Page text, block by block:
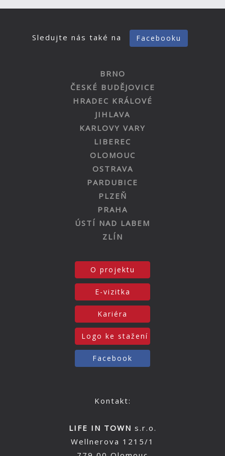
Sledujte nás také na Facebooku
BRNO
ČESKÉ BUDĚJOVICE
HRADEC KRÁLOVÉ
JIHLAVA
KARLOVY VARY
LIBEREC
OLOMOUC
OSTRAVA
PARDUBICE
PLZEŇ
PRAHA
ÚSTÍ NAD LABEM
ZLÍN
O projektu
E-vizitka
Kariéra
Logo ke stažení
Facebook
Kontakt:
LIFE IN TOWN s.r.o.
Wellnerova 1215/1